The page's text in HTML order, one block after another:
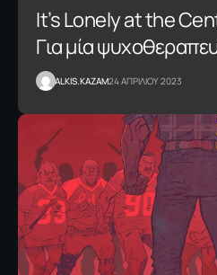
It’s Lonely at the
Για μία
ALKIS.KAZAM24 ΑΠΡΙΛΙΟΥ 2023